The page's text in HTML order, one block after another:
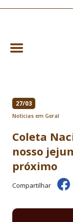
27/03
Notícias em Geral
Coleta
nosso
próximo
Compartilhar